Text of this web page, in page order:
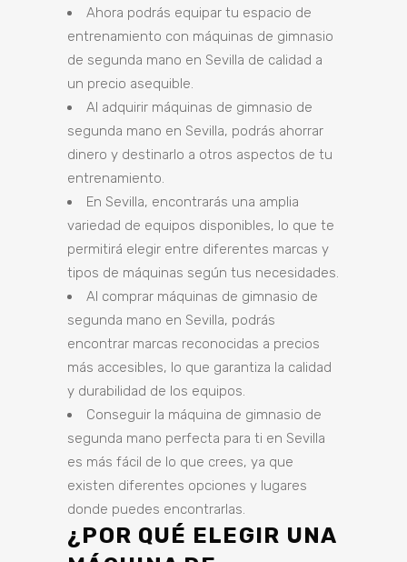
Ahora podrás equipar tu espacio de
entrenamiento con máquinas de gimnasio
de segunda mano en Sevilla de calidad a
un precio asequible.
Al adquirir máquinas de gimnasio de
segunda mano en Sevilla, podrás ahorrar
dinero y destinarlo a otros aspectos de tu
entrenamiento.
En Sevilla, encontrarás una amplia
variedad de equipos disponibles, lo que te
permitirá elegir entre diferentes marcas y
tipos de máquinas según tus necesidades.
Al comprar máquinas de gimnasio de
segunda mano en Sevilla, podrás
encontrar marcas reconocidas a precios
más accesibles, lo que garantiza la calidad
y durabilidad de los equipos.
Conseguir la máquina de gimnasio de
segunda mano perfecta para ti en Sevilla
es más fácil de lo que crees, ya que
existen diferentes opciones y lugares
donde puedes encontrarlas.
¿POR QUÉ ELEGIR UNA